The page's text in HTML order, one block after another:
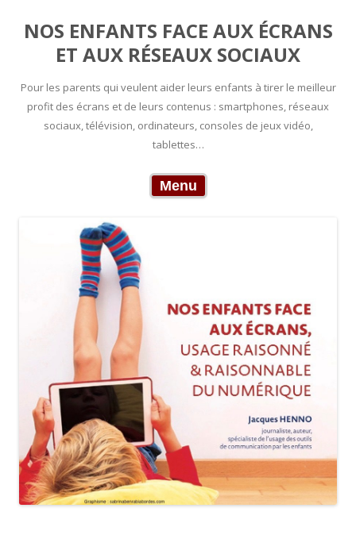
NOS ENFANTS FACE AUX ÉCRANS
ET AUX RÉSEAUX SOCIAUX
Pour les parents qui veulent aider leurs enfants à tirer le meilleur
profit des écrans et de leurs contenus : smartphones, réseaux
sociaux, télévision, ordinateurs, consoles de jeux vidéo,
tablettes…
Menu